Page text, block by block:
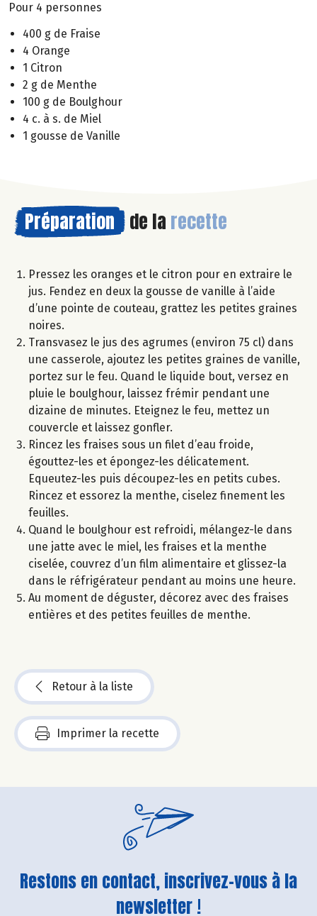
Pour 4 personnes
400 g de Fraise
4 Orange
1 Citron
2 g de Menthe
100 g de Boulghour
4 c. à s. de Miel
1 gousse de Vanille
Préparation de la recette
Pressez les oranges et le citron pour en extraire le
jus. Fendez en deux la gousse de vanille à l’aide
d’une pointe de couteau, grattez les petites graines
noires.
Transvasez le jus des agrumes (environ 75 cl) dans
une casserole, ajoutez les petites graines de vanille,
portez sur le feu. Quand le liquide bout, versez en
pluie le boulghour, laissez frémir pendant une
dizaine de minutes. Eteignez le feu, mettez un
couvercle et laissez gonfler.
Rincez les fraises sous un filet d’eau froide,
égouttez-les et épongez-les délicatement.
Equeutez-les puis découpez-les en petits cubes.
Rincez et essorez la menthe, ciselez finement les
feuilles.
Quand le boulghour est refroidi, mélangez-le dans
une jatte avec le miel, les fraises et la menthe
ciselée, couvrez d’un film alimentaire et glissez-la
dans le réfrigérateur pendant au moins une heure.
Au moment de déguster, décorez avec des fraises
entières et des petites feuilles de menthe.
Retour à la liste
Imprimer la recette
Restons en contact, inscrivez-vous à la
newsletter !